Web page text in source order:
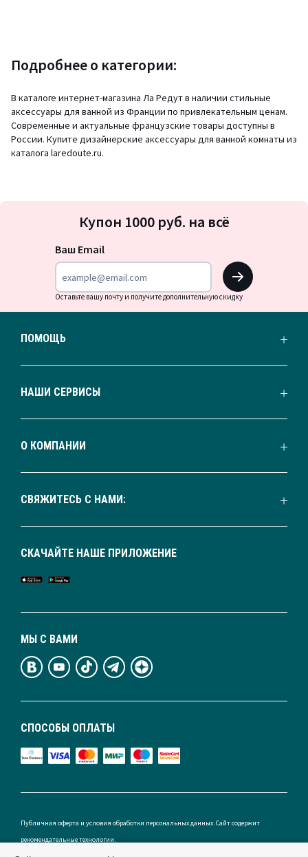
Подробнее о категории:
В каталоге интернет-магазина Ла Редут в наличии стильные
аксессуары для ванной из Франции по привлекательным ценам.
Современные и актуальные французские товары доступны в
России. Купите дизайнерские аксессуары для ванной комнаты из
каталога laredoute.ru.
на
Купон 1000 руб. на всё
Ваш Email
OK
Оставьте вашу почту и получите дополнительную скидку
ПОМОЩЬ
НАШИ СЕРВИСЫ
О КОМПАНИИ
СВЯЖИТЕСЬ С НАМИ:
СПОСОБЫ ОПЛАТЫ
МЫ С ВАМИ
СКАЧАЙТЕ НАШЕ ПРИЛОЖЕНИЕ
Публичная оферта и условия обработки персональных данных. Сайт содержит
рекомендательные технологии.